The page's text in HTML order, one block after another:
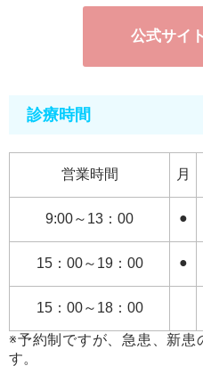
公式サイ
診療時間
営業時間 月
9:00～13：00 ●
15：00～19：00 ●
15：00～18：00
※予約制ですが、急患、新患
す。